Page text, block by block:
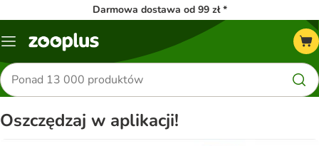
Darmowa dostawa od 99 zł *
Menu
Szukaj
produktów
Oszczędzaj w aplikacji!